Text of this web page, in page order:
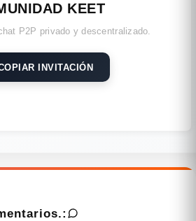
KEET
P2P privado y descentralizado.
INVITACIÓN